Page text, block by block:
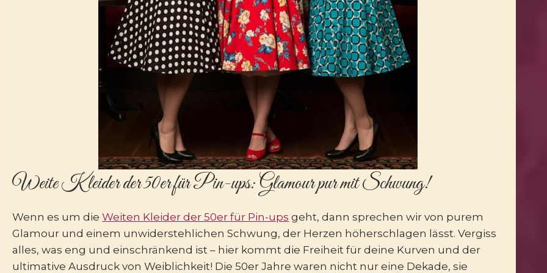
Weite Kleider der 50er für Pin-ups: Glamour pur mit Schwung!
Wenn es um dieWeiten Kleider der 50er für Pin-ups geht, dann sprechen wir von purem
Glamour und einem unwiderstehlichen Schwung, der Herzen höherschlagen lässt. Vergiss
alles, was eng und einschränkend ist – hier kommt die Freiheit für deine Kurven und der
ultimative Ausdruck von Weiblichkeit! Die 50er Jahre waren nicht nur eine Dekade, sie